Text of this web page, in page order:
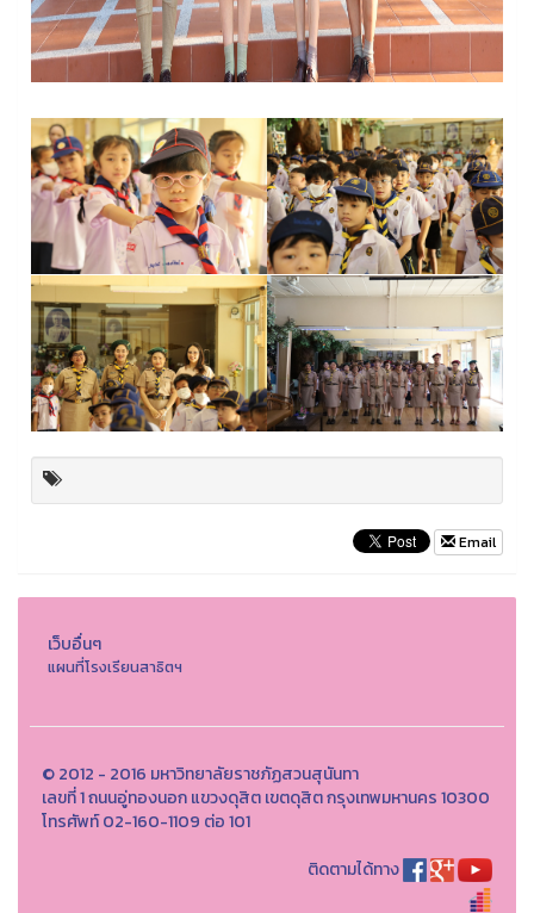
Email
เว็บอื่นๆ
แผนที่โรงเรียนสาธิตฯ
© 2012 - 2016 มหาวิทยาลัยราชภัฏสวนสุนันทา
เลขที่ 1 ถนนอู่ทองนอก แขวงดุสิต เขตดุสิต กรุงเทพมหานคร 10300
โทรศัพท์ 02-160-1109 ต่อ 101
ติดตามได้ทาง